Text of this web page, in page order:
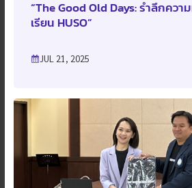
“The Good Old Days: รำลึกควา
เรียน HUSO”
JUL 21, 2025